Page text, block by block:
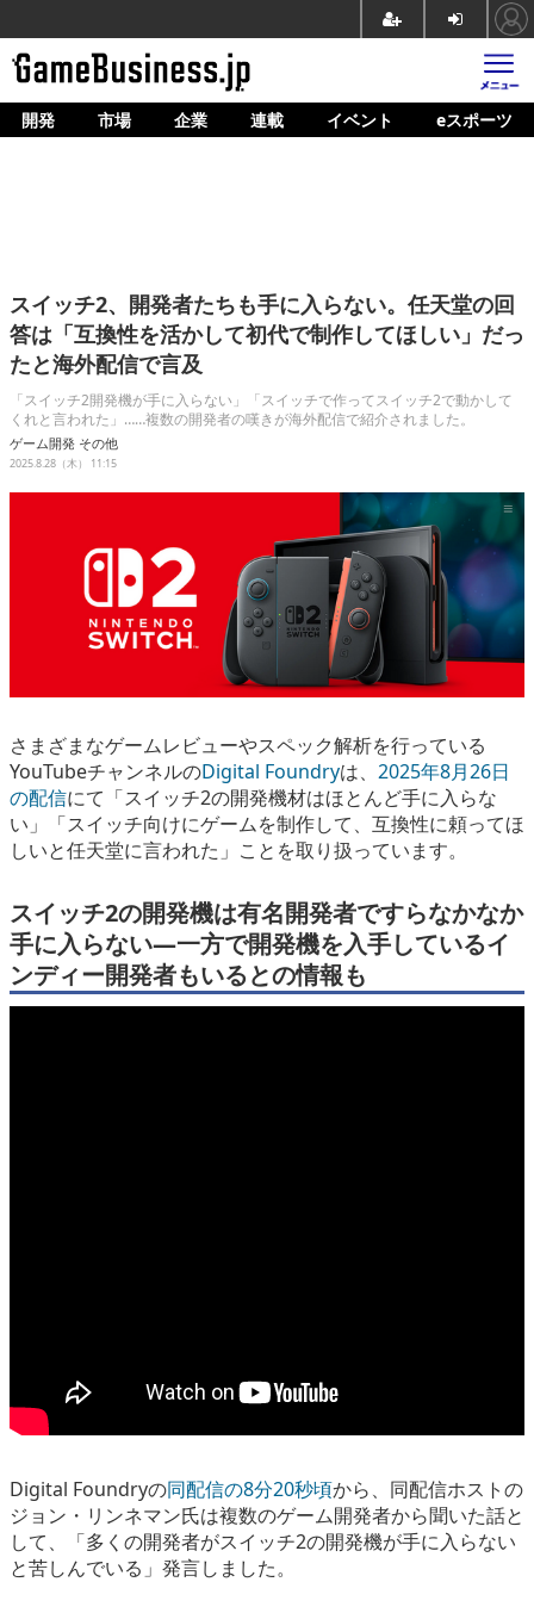
ホーム
企業動向
人材育成
産業政策
連載
eスポーツ
開発 市場 企業 連載 イベント eスポーツ
スイッチ2、開発者たちも手に入らない。任天堂の回
答は「互換性を活かして初代で制作してほしい」だっ
たと海外配信で言及
「スイッチ2開発機が手に入らない」「スイッチで作ってスイッチ2で動かして
くれと言われた」……複数の開発者の嘆きが海外配信で紹介されました。
ゲーム開発 その他
2025.8.28（木） 11:15
さまざまなゲームレビューやスペック解析を行っている
YouTubeチャンネルのDigital Foundryは、 2025年8月26日
の配信にて 「スイッチ2の開発機材はほとんど手に入らな
い」「スイッチ向けにゲームを制作して、互換性に頼ってほ
しいと任天堂に言われた」 ことを取り扱っています。
スイッチ2の開発機は有名開発者ですらなかなか
手に入らない―一方で開発機を入手しているイ
ンディー開発者もいるとの情報も
Digital Foundryの同配信の8分20秒頃から、同配信ホストの
ジョン・リンネマン氏は複数のゲーム開発者から聞いた話と
して、「多くの開発者がスイッチ2の開発機が手に入らない
と苦しんでいる」発言しました。